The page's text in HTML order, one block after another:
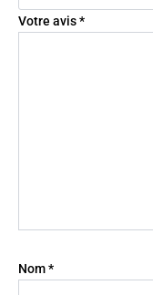
Votre avis*
Nom*